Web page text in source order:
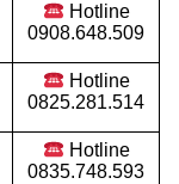
Hotline
0908.648.509
Hotline
0825.281.514
Hotline
0835.748.593